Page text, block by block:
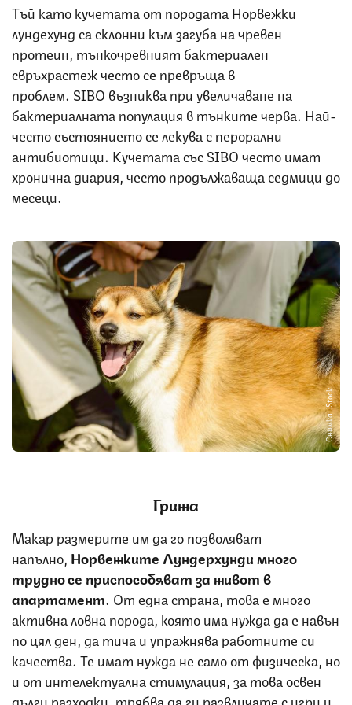
Тъй като кучетата от породата Норвежки
лундехунд са склонни към загуба на чревен
протеин, тънкочревният бактериален
свръхрастеж често се превръща в
проблем. SIBO възниква при увеличаване на
бактериалната популация в тънките черва. Най-
често състоянието се лекува с перорални
антибиотици. Кучетата със SIBO често имат
хронична диария, често продължаваща седмици до
месеци.
Снимка: iStock
Грижа
Макар размерите им да го позволяват
напълно, Норвежките Лундерхунди много
трудно се приспособяват за живот в
апартамент. От една страна, това е много
активна ловна порода, която има нужда да е навън
по цял ден, да тича и упражнява работните си
качества. Те имат нужда не само от физическа, но
и от интелектуална стимулация, за това освен
дълги разходки, трябва да ги развличате с игри и